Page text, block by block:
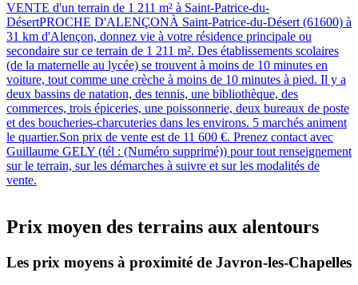
VENTE d'un terrain de 1 211 m² à Saint-Patrice-du-
DésertPROCHE D'ALENÇONÀ Saint-Patrice-du-Désert (61600) à
31 km d'Alençon, donnez vie à votre résidence principale ou
secondaire sur ce terrain de 1 211 m². Des établissements scolaires
(de la maternelle au lycée) se trouvent à moins de 10 minutes en
voiture, tout comme une crèche à moins de 10 minutes à pied. Il y a
deux bassins de natation, des tennis, une bibliothèque, des
commerces, trois épiceries, une poissonnerie, deux bureaux de poste
et des boucheries-charcuteries dans les environs. 5 marchés animent
le quartier.Son prix de vente est de 11 600 €. Prenez contact avec
Guillaume GELY (tél : (Numéro supprimé)) pour tout renseignement
sur le terrain, sur les démarches à suivre et sur les modalités de
vente.
Prix moyen des terrains aux alentours
Les prix moyens à proximité de Javron-les-Chapelles